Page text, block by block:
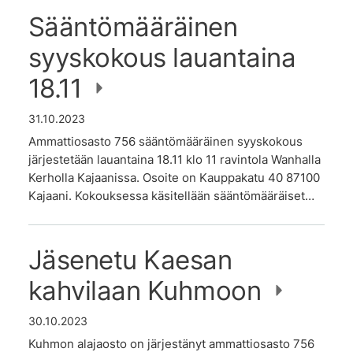
Sääntömääräinen
syyskokous lauantaina
18.11
31.10.2023
Ammattiosasto 756 sääntömääräinen syyskokous
järjestetään lauantaina 18.11 klo 11 ravintola Wanhalla
Kerholla Kajaanissa. Osoite on Kauppakatu 40 87100
Kajaani. Kokouksessa käsitellään sääntömääräiset…
Jäsenetu Kaesan
kahvilaan Kuhmoon
30.10.2023
Kuhmon alajaosto on järjestänyt ammattiosasto 756